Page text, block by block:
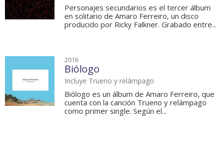
Personajes secundarios es el tercer álbum
en solitario de Amaro Ferreiro, un disco
producido por Ricky Falkner. Grabado entre...
2016
Biólogo
Incluye Trueno y relámpago
Biólogo es un álbum de Amaro Ferreiro, que
cuenta con la canción Trueno y relámpago
como primer single. Según el...